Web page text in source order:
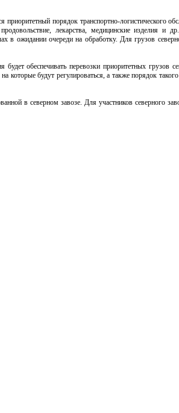
приоритетный порядок транспортно-логистического
лекарства, медицинские изделия и
в ожидании очереди на обработку. Для грузов
обеспечивать перевозки приоритетных грузов
будут регулироваться, а также порядок
в северном завозе. Для участников северного